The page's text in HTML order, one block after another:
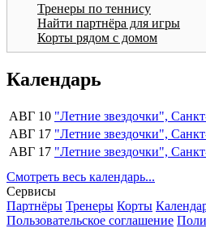
Тренеры по теннису
Найти партнёра для игры
Корты рядом с домом
Календарь
АВГ 10 "Летние звездочки",
АВГ 17 "Летние звездочки",
АВГ 17 "Летние звездочки",
Смотреть весь календарь...
Сервисы
Партнёры Тренеры Корты
Пользовательское соглашение